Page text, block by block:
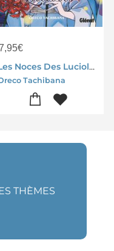
€
Les Noces Des Lucioles Tome 8
Tachibana
THÈMES